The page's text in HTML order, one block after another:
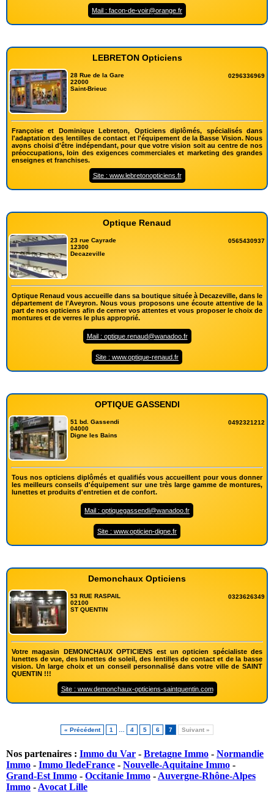
Mail : facon-de-voir@orange.fr
LEBRETON Opticiens
28 Rue de la Gare
22000
Saint-Brieuc
0296336969
Françoise et Dominique Lebreton, Opticiens diplômés, spécialisés dans
l'adaptation des lentilles de contact et l'équipement de la Basse Vision. Nous
avons choisi d'être indépendant, pour que votre vision soit au centre de nos
préoccupations, loin des exigences commerciales et marketing des grandes
enseignes et franchises.
Site : www.lebretonopticiens.fr
Optique Renaud
23 rue Cayrade
12300
Decazeville
0565430937
Optique Renaud vous accueille dans sa boutique située à Decazeville, dans le
département de l'Aveyron. Nous vous proposons une écoute attentive de la
part de nos opticiens afin de cerner vos attentes et vous proposer le choix de
montures et de verres le plus approprié.
Mail : optique.renaud@wanadoo.fr
Site : www.optique-renaud.fr
OPTIQUE GASSENDI
51 bd. Gassendi
04000
Digne les Bains
0492321212
Tous nos opticiens diplômés et qualifiés vous accueillent pour vous donner
les meilleurs conseils d'équipement sur une très large gamme de montures,
lunettes et produits d'entretien et de confort.
Mail : optiquegassendi@wanadoo.fr
Site : www.opticien-digne.fr
Demonchaux Opticiens
53 RUE RASPAIL
02100
ST QUENTIN
0323626349
Votre magasin DEMONCHAUX OPTICIENS est un opticien spécialiste des
lunettes de vue, des lunettes de soleil, des lentilles de contact et de la basse
vision. Un large choix et un conseil personnalisé dans votre ville de SAINT
QUENTIN !!!
Site : www.demonchaux-opticiens-saintquentin.com
« Précédent 1 4 5 6 7 Suivant »
Nos partenaires : Immo du Var - Bretagne Immo - Normandie
Immo - Immo IledeFrance - Nouvelle-Aquitaine Immo -
Grand-Est Immo - Occitanie Immo - Auvergne-Rhône-Alpes
Immo - Avocat Lille